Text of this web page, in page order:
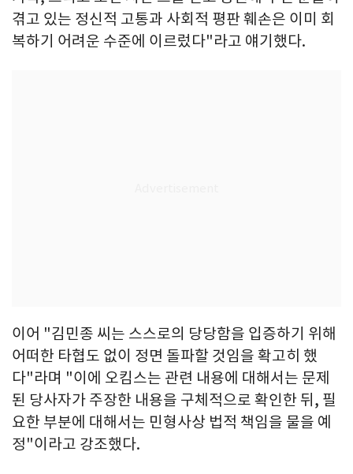
겪고 있는 정신적 고통과 사회적 평판 훼손은 이미 회
복하기 어려운 수준에 이르렀다"라고 얘기했다.
이어 "김민종 씨는 스스로의 당당함을 입증하기 위해
어떠한 타협도 없이 정면 돌파할 것임을 확고히 했
다"라며 "이에 오킴스는 관련 내용에 대해서는 문제
된 당사자가 주장한 내용을 구체적으로 확인한 뒤, 필
요한 부분에 대해서는 민형사상 법적 책임을 물을 예
정"이라고 강조했다.